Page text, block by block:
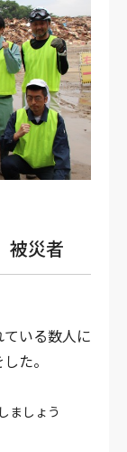
被災者
いる数人に
た。
ましょう